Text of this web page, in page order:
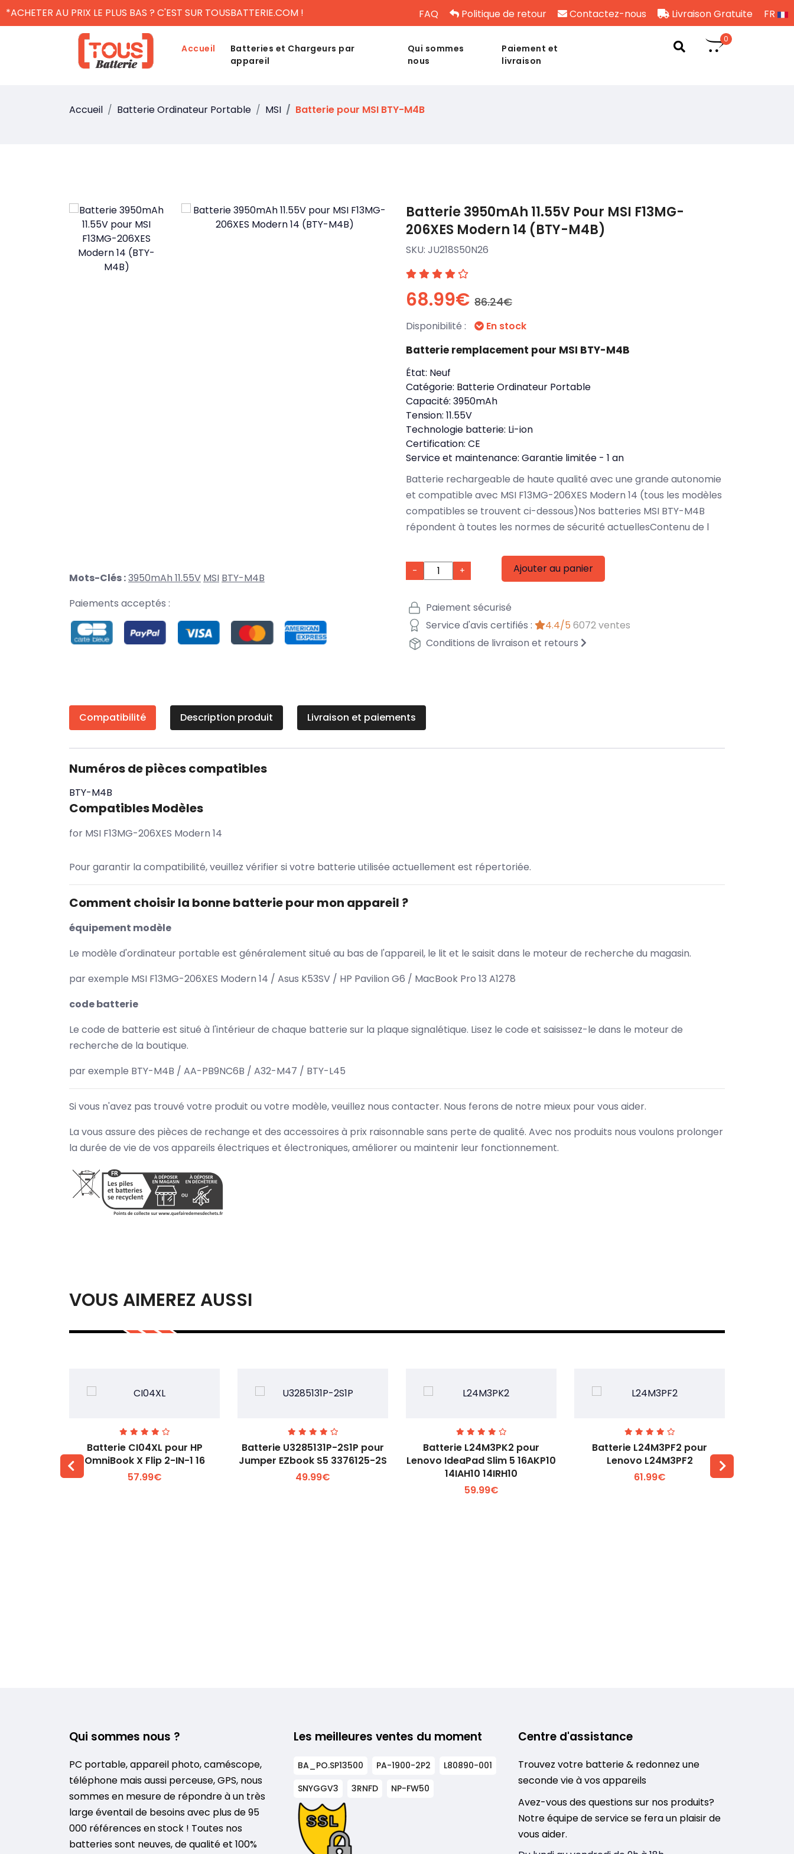
*ACHETER AU PRIX LE PLUS BAS ? C'EST SUR TOUSBATTERIE.COM ! FAQ Politique de retour Contactez-nous Livraison Gratuite FR
Accueil
Batteries et Chargeurs par
appareil
Qui sommes
nous
Paiement et
livraison
0
Accueil Batterie Ordinateur Portable MSI Batterie pour MSI BTY-M4B
Mots-Clés :3950mAh 11.55V MSI BTY-M4B
Paiements acceptés :
Batterie 3950mAh 11.55V Pour MSI F13MG-
206XES Modern 14 (BTY-M4B)
SKU: JU218S50N26
68.99€ 86.24€
Disponibilité : En stock
Batterie remplacement pour MSI BTY-M4B
État: Neuf
Catégorie: Batterie Ordinateur Portable
Capacité: 3950mAh
Tension: 11.55V
Technologie batterie: Li-ion
Certification: CE
Service et maintenance: Garantie limitée - 1 an
Batterie rechargeable de haute qualité avec une grande autonomie
et compatible avec MSI F13MG-206XES Modern 14 (tous les modèles
compatibles se trouvent ci-dessous)Nos batteries MSI BTY-M4B
répondent à toutes les normes de sécurité actuellesContenu de l
- + Ajouter au panier
Paiement sécurisé
Service d'avis certifiés :
4.4/5 6072 ventes
Conditions de livraison et retours
Compatibilité Description produit Livraison et paiements
Numéros de pièces compatibles
BTY-M4B
Compatibles Modèles
for MSI F13MG-206XES Modern 14
Pour garantir la compatibilité, veuillez vérifier si votre batterie utilisée actuellement est répertoriée.
Comment choisir la bonne batterie pour mon appareil ?
équipement modèle
Le modèle d'ordinateur portable est généralement situé au bas de l'appareil, le lit et le saisit dans le moteur de recherche du magasin.
par exemple MSI F13MG-206XES Modern 14 / Asus K53SV / HP Pavilion G6 / MacBook Pro 13 A1278
code batterie
Le code de batterie est situé à l'intérieur de chaque batterie sur la plaque signalétique. Lisez le code et saisissez-le dans le moteur de
recherche de la boutique.
par exemple BTY-M4B / AA-PB9NC6B / A32-M47 / BTY-L45
Si vous n'avez pas trouvé votre produit ou votre modèle, veuillez nous contacter. Nous ferons de notre mieux pour vous aider.
La vous assure des pièces de rechange et des accessoires à prix raisonnable sans perte de qualité. Avec nos produits nous voulons prolonger
la durée de vie de vos appareils électriques et électroniques, améliorer ou maintenir leur fonctionnement.
VOUS AIMEREZ AUSSI
Voir plus +
Batterie CI04XL pour HP
OmniBook X Flip 2-IN-1 16
57.99€
Voir plus +
Batterie U3285131P-2S1P pour
Jumper EZbook S5 3376125-2S
49.99€
Voir plus +
Batterie L24M3PK2 pour
Lenovo IdeaPad Slim 5 16AKP10
14IAH10 14IRH10
59.99€
Voir plus +
Batterie L24M3PF2 pour
Lenovo L24M3PF2
61.99€
Qui sommes nous ?
PC portable, appareil photo, caméscope,
téléphone mais aussi perceuse, GPS, nous
sommes en mesure de répondre à un très
large éventail de besoins avec plus de 95
000 références en stock ! Toutes nos
batteries sont neuves, de qualité et 100%
Les meilleures ventes du moment
BA_PO.SP13500 PA-1900-2P2
L80890-001
SNYGGV3
3RNFD NP-FW50
Centre d'assistance
Trouvez votre batterie & redonnez une
seconde vie à vos appareils
Avez-vous des questions sur nos produits?
Notre équipe de service se fera un plaisir de
vous aider.